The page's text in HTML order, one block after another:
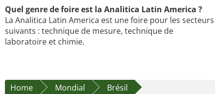
Quel genre de foire est la Analitica Latin America ?
La Analitica Latin America est une foire pour les secteurs
suivants : technique de mesure, technique de
laboratoire et chimie.
Home Mondial
Brésil